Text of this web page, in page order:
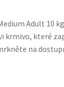
Adult 10
krmivo, které
na